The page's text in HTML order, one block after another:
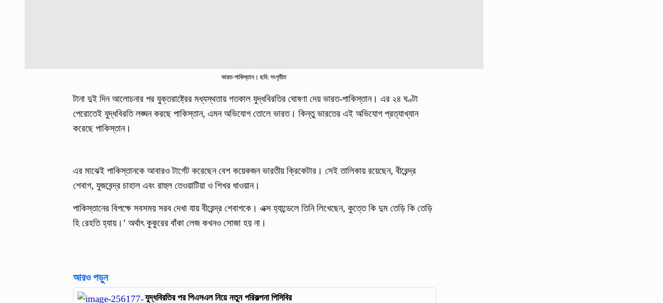
ভারত-পাকিস্তান। ছবি: সংগৃহীত
টানা দুই দিন আলোচনার পর যুক্তরাষ্ট্রের মধ্যস্থতায় গতকাল যুদ্ধবিরতির ঘোষণা দেয় ভারত-পাকিস্তান। এর ২৪ ঘণ্টা
পেরোতেই যুদ্ধবিরতি লঙ্ঘন করছে পাকিস্তান, এমন অভিযোগ তোলে ভারত। কিন্তু ভারতের এই অভিযোগ প্রত্যাখ্যান
করেছে পাকিস্তান।
এর মাঝেই পাকিস্তানকে আবারও টার্গেট করেছেন বেশ কয়েকজন ভারতীয় ক্রিকেটার। সেই তালিকায় রয়েছেন, বীরেন্দ্র
শেবাগ, যুজবেন্দ্র চাহাল এবং রাহুল তেওয়াটিয়া ও শিখর ধাওয়ান।
পাকিস্তানের বিপক্ষে সবসময় সরব দেখা যায় বীরেন্দ্র শেবাগকে। এক্স হ্যান্ডেলে তিনি লিখেছেন, কুত্তে কি দুম তেড়ি কি তেড়ি
হি রেহতি হ্যায়।’ অর্থাৎ কুকুরের বাঁকা লেজ কখনও সোজা হয় না।
আরও পড়ুন
যুদ্ধবিরতির পর পিএসএল নিয়ে নতুন পরিকল্পনা পিসিবির